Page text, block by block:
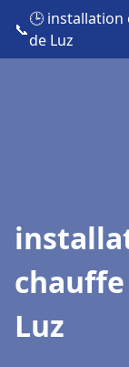
📞
🕒 installation
de Luz
chauffe
Luz